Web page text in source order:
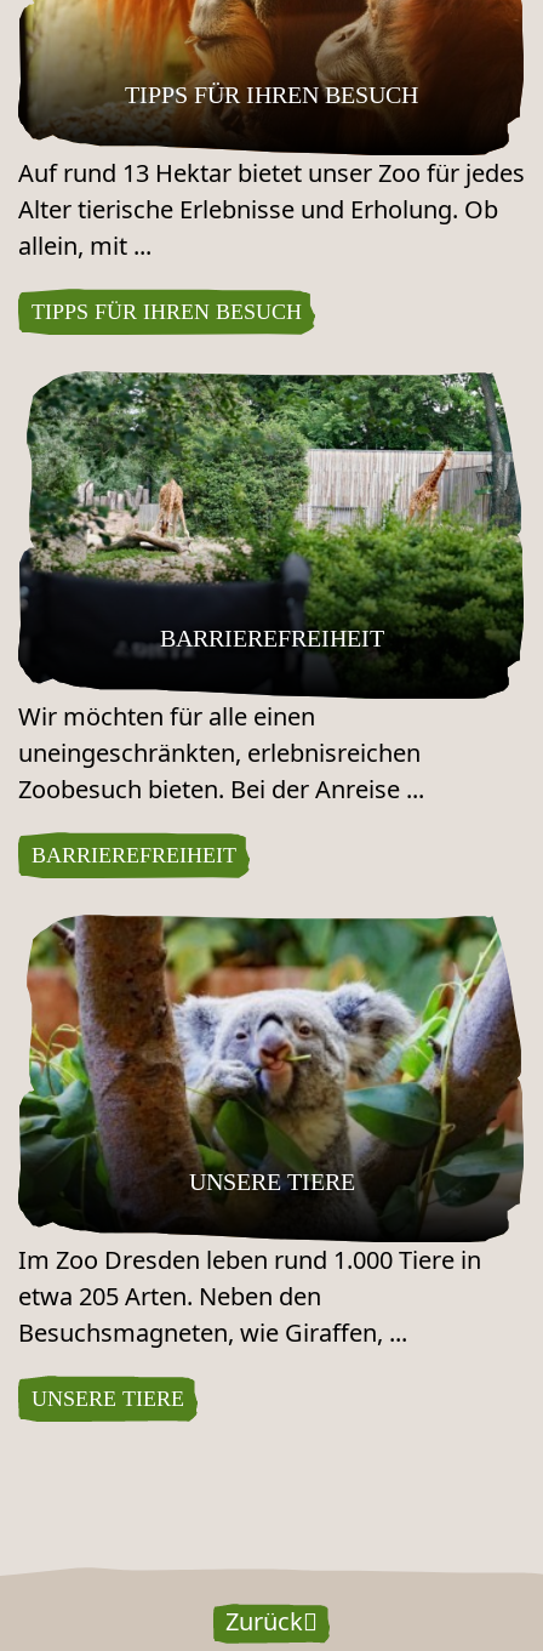
TIPPS FÜR IHREN BESUCH
Auf rund 13 Hektar bietet unser Zoo für jedes
Alter tierische Erlebnisse und Erholung. Ob
allein, mit ...
TIPPS FÜR IHREN BESUCH
BARRIEREFREIHEIT
Wir möchten für alle einen
uneingeschränkten, erlebnisreichen
Zoobesuch bieten. Bei der Anreise ...
BARRIEREFREIHEIT
UNSERE TIERE
Im Zoo Dresden leben rund 1.000 Tiere in
etwa 205 Arten. Neben den
Besuchsmagneten, wie Giraffen, ...
UNSERE TIERE
Zurück